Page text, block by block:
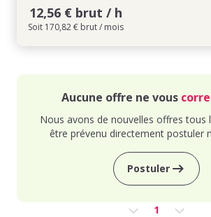
12,56 € brut / h
Soit 170,82 € brut / mois
Aucune offre ne vous
Nous avons de nouvelles offres tous
être prévenu directement postuler
Postuler
1